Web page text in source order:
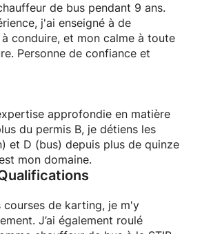
de bus pendant 9 ans.
j'ai enseigné à de
conduire, et mon calme à toute
Personne de confiance et
approfondie en matière
du permis B, je détiens les
et D (bus) depuis plus de quinze
mon domaine.
courses de karting, je m'y
J’ai également roulé